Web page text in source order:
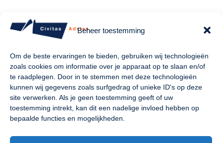
Beheer toestemming
Om de beste ervaringen te bieden, gebruiken wij technologieën
zoals cookies om informatie over je apparaat op te slaan en/of
te raadplegen. Door in te stemmen met deze technologieën
kunnen wij gegevens zoals surfgedrag of unieke ID's op deze
site verwerken. Als je geen toestemming geeft of uw
toestemming intrekt, kan dit een nadelige invloed hebben op
bepaalde functies en mogelijkheden.